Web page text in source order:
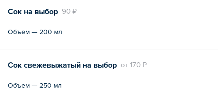
90 ₽
Сок на выбор
Объем — 200 мл
oт 170 ₽
Сок свежевыжатый на выбор
Объем — 250 мл